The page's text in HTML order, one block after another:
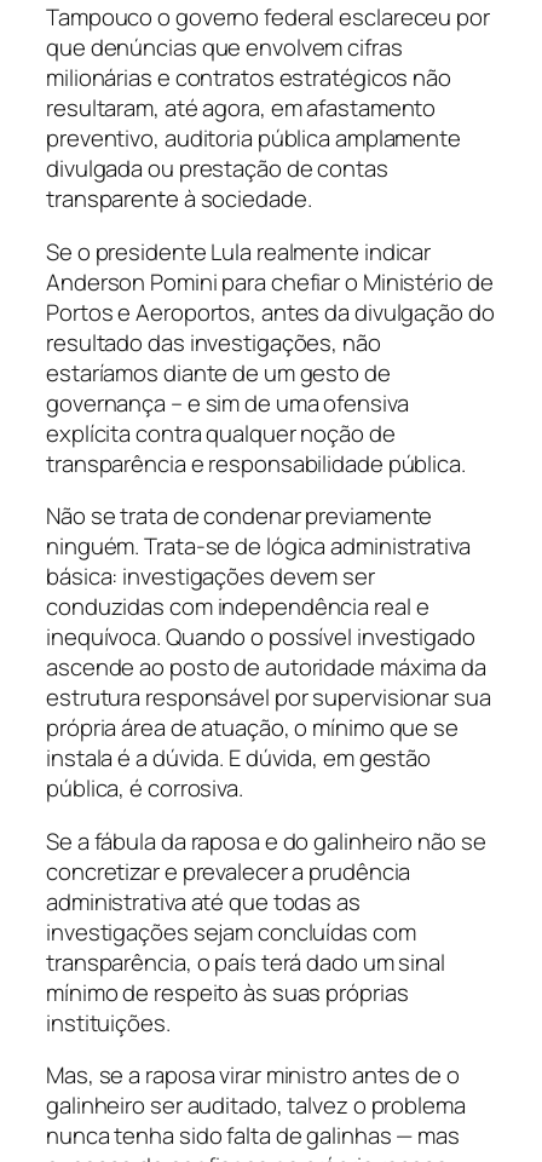
Tampouco o governo federal esclareceu por
que denúncias que envolvem cifras
milionárias e contratos estratégicos não
resultaram, até agora, em afastamento
preventivo, auditoria pública amplamente
divulgada ou prestação de contas
transparente à sociedade.
Se o presidente Lula realmente indicar
Anderson Pomini para chefiar o Ministério de
Portos e Aeroportos, antes da divulgação do
resultado das investigações, não
estaríamos diante de um gesto de
governança – e sim de uma ofensiva
explícita contra qualquer noção de
transparência e responsabilidade pública.
Não se trata de condenar previamente
ninguém. Trata-se de lógica administrativa
básica: investigações devem ser
conduzidas com independência real e
inequívoca. Quando o possível investigado
ascende ao posto de autoridade máxima da
estrutura responsável por supervisionar sua
própria área de atuação, o mínimo que se
instala é a dúvida. E dúvida, em gestão
pública, é corrosiva.
Se a fábula da raposa e do galinheiro não se
concretizar e prevalecer a prudência
administrativa até que todas as
investigações sejam concluídas com
transparência, o país terá dado um sinal
mínimo de respeito às suas próprias
instituições.
Mas, se a raposa virar ministro antes de o
galinheiro ser auditado, talvez o problema
nunca tenha sido falta de galinhas — mas